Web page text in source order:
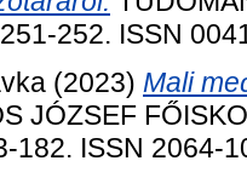
252. ISSN
(2023) Mali
JÓZSEF
182. ISSN 2064-